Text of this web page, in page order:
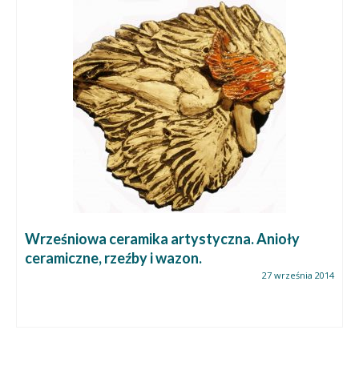
Wrześniowa ceramika artystyczna. Anioły
ceramiczne, rzeźby i wazon.
27 września 2014